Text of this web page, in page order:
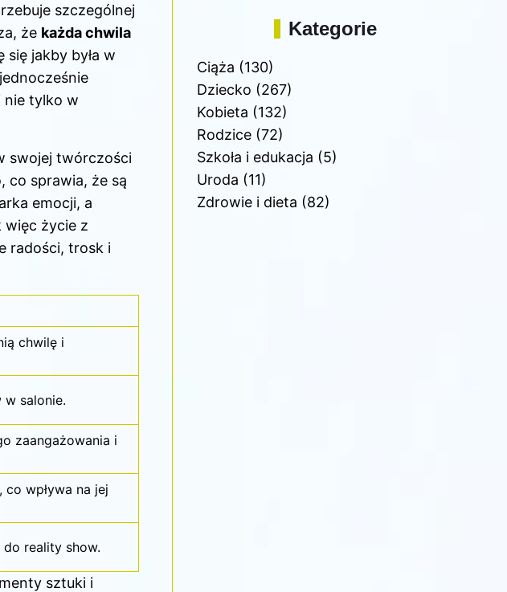
szczególnej
że każda chwila
się jakby była w
nie tylko w
swojej twórczości
co sprawia, że są
emocji, a
więc życie z
radości, trosk i
chwilę i
salonie.
zaangażowania i
wpływa na jej
reality show.
sztuki i
Kategorie
Ciąża (130)
Dziecko (267)
Kobieta (132)
Rodzice(72)
Szkoła i edukacja (5)
Uroda (11)
Zdrowie i dieta (82)